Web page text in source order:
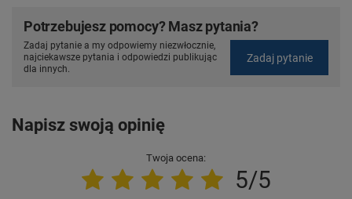
Potrzebujesz pomocy? Masz pytania?
Zadaj pytanie a my odpowiemy niezwłocznie,
najciekawsze pytania i odpowiedzi publikując
dla innych.
Zadaj pytanie
Napisz swoją opinię
Twoja ocena:
5/5